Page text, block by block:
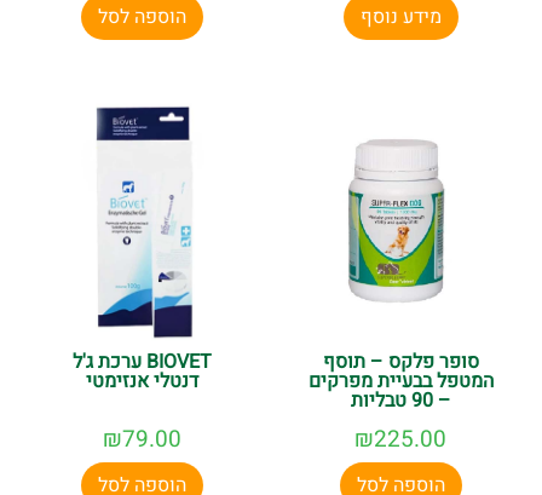
מידע נוסף הוספה לסל
סופר פלקס – תוסף
המטפל בבעיית מפרקים
– 90 טבליות
₪225.00
הוספה לסל
BIOVET ערכת ג'ל
דנטלי אנזימטי
₪79.00
הוספה לסל